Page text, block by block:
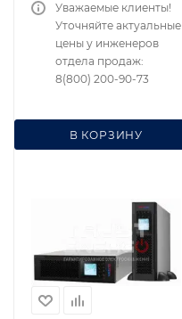
В КОРЗИНУ
Уважаемые клиенты!
Уточняйте актуальные
цены у инженеров
отдела продаж:
8(800) 200-90-73